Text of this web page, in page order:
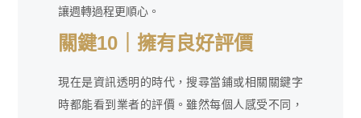
讓週轉過程更順心。
關鍵10｜擁有良好評價
現在是資訊透明的時代，搜尋當鋪或相關關鍵字
時都能看到業者的評價。雖然每個人感受不同，